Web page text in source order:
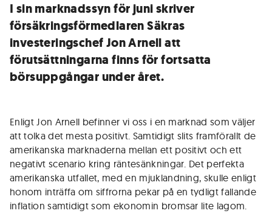
I sin marknadssyn för juni skriver
försäkringsförmedlaren Säkras
investeringschef Jon Arnell att
förutsättningarna finns för fortsatta
börsuppgångar under året.
Enligt Jon Arnell befinner vi oss i en marknad som väljer
att tolka det mesta positivt. Samtidigt slits framförallt de
amerikanska marknaderna mellan ett positivt och ett
negativt scenario kring räntesänkningar. Det perfekta
amerikanska utfallet, med en mjuklandning, skulle enligt
honom inträffa om siffrorna pekar på en tydligt fallande
inflation samtidigt som ekonomin bromsar lite lagom.